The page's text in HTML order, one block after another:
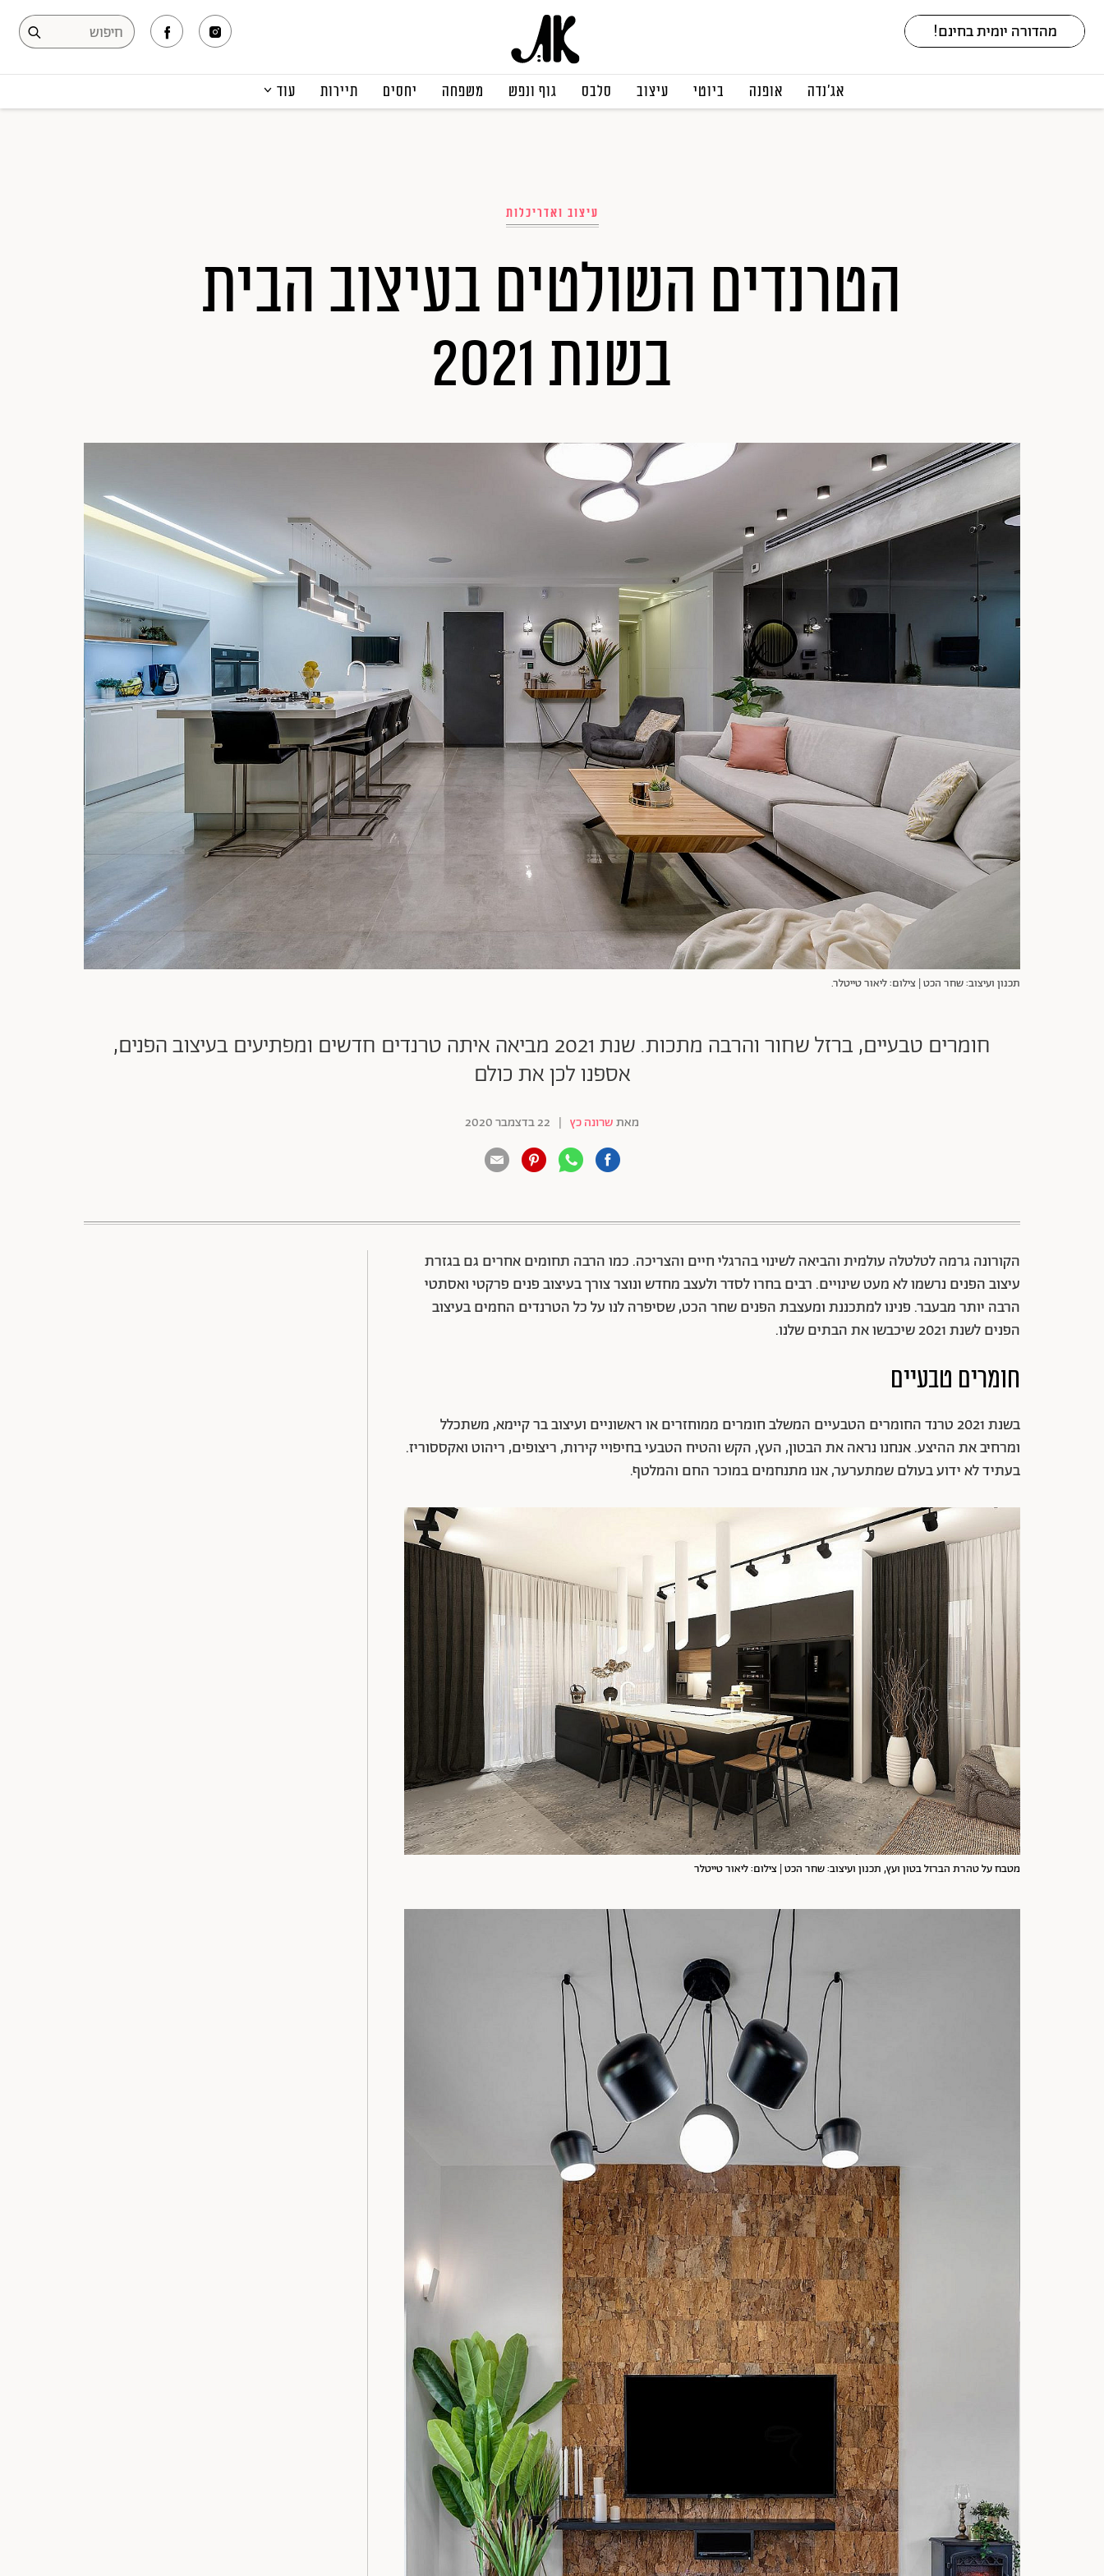
אג׳נדה אופנה ביוטי עיצוב סלבס גוף ונפש משפחה יחסים תיירות עוד
עיצוב ואדריכלות
הטרנדים השולטים בעיצוב הבית
בשנת 2021
תכנון ועיצוב: שחר הכט | צילום: ליאור טייטלר.
חומרים טבעיים, ברזל שחור והרבה מתכות. שנת 2021 מביאה איתה טרנדים חדשים ומפתיעים בעיצוב הפנים,
אספנו לכן את כולם
מאתשרונה כץ | 22 בדצמבר 2020
הקורונה גרמה לטלטלה עולמית והביאה לשינוי בהרגלי חיים והצריכה. כמו הרבה תחומים אחרים גם בגזרת
עיצוב הפנים נרשמו לא מעט שינויים. רבים בחרו לסדר ולעצב מחדש ונוצר צורך בעיצוב פנים פרקטי ואסתטי
הרבה יותר מבעבר. פנינו למתכננת ומעצבת הפנים שחר הכט, שסיפרה לנו על כל הטרנדים החמים בעיצוב
הפנים לשנת 2021 שיכבשו את הבתים שלנו.
חומרים טבעיים
בשנת 2021 טרנד החומרים הטבעיים המשלב חומרים ממוחזרים או ראשוניים ועיצוב בר קיימא, משתכלל
ומרחיב את ההיצע. אנחנו נראה את הבטון, העץ, הקש והטיח הטבעי בחיפויי קירות, ריצופים, ריהוט ואקססוריז.
בעתיד לא ידוע בעולם שמתערער, אנו מתנחמים במוכר החם והמלטף.
מטבח על טהרת הברזל בטון ועץ, תכנון ועיצוב: שחר הכט | צילום: ליאור טייטלר